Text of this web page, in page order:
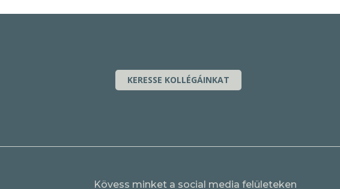
KERESSE KOLLÉGÁINKAT
Kövess minket a social media felületeken